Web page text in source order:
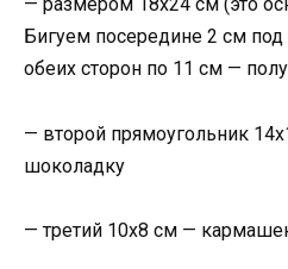
— размером 18х24 см (это
Бигуем посередине 2 см
обеих сторон по 11 см —
— второй прямоугольник
шоколадку
— третий 10х8 см —